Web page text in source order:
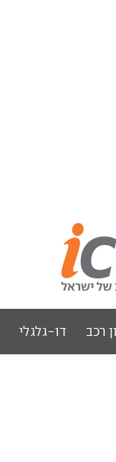
רכב דו-גלגלי